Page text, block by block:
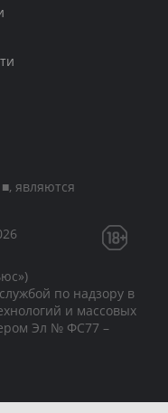
являются
по надзору в
и массовых
Эл № ФС77 –